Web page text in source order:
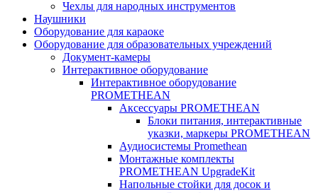
Чехлы для народных инструментов
Наушники
Оборудование для караоке
Оборудование для образовательных учреждений
Документ-камеры
Интерактивное оборудование
Интерактивное оборудование
PROMETHEAN
Аксессуары PROMETHEAN
Блоки питания, интерактивные
указки, маркеры PROMETHEAN
Аудиосистемы Promethean
Монтажные комплекты
PROMETHEAN UpgradeKit
Напольные стойки для досок и